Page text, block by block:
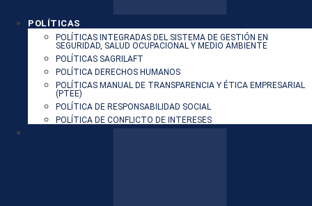
POLÍTICAS
POLÍTICAS INTEGRADAS DEL SISTEMA DE GESTIÓN EN
SEGURIDAD, SALUD OCUPACIONAL Y MEDIO AMBIENTE
POLÍTICAS SAGRILAFT
POLÍTICA DERECHOS HUMANOS
POLÍTICAS MANUAL DE TRANSPARENCIA Y ÉTICA EMPRESARIAL
(PTEE)
POLÍTICA DE RESPONSABILIDAD SOCIAL
POLÍTICA DE CONFLICTO DE INTERESES